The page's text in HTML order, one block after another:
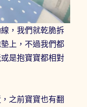
，我們就乾脆拆
上，不過我們都
是抱寶寶都相對
之前寶寶也有翻